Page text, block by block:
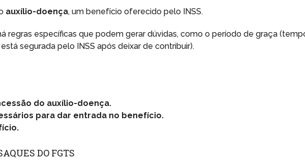
auxílio-doença, um benefício oferecido pelo INSS.
regras específicas que podem gerar dúvidas, como o período de graça
segurada pelo INSS após deixar de contribuir).
do auxílio-doença.
para dar entrada no benefício.
DO FGTS